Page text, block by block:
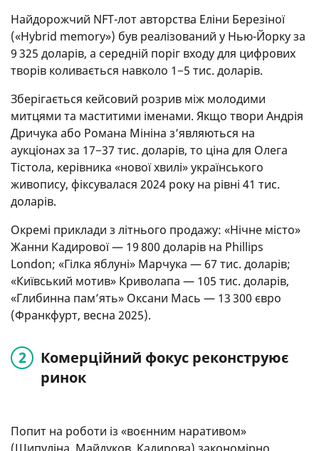
Найдорожчий NFT-лот авторства Еліни Березіної
(«Hybrid memory») був реалізований у Нью-Йорку за
9 325 доларів, а середній поріг входу для цифрових
творів коливається навколо 1−5 тис. доларів.
Зберігається кейсовий розрив між молодими
митцями та маститими іменами. Якщо твори Андрія
Дричука або Романа Мініна з’являються на
аукціонах за 17−37 тис. доларів, то ціна для Олега
Тістола, керівника «нової хвилі» українського
живопису, фіксувалася 2024 року на рівні 41 тис.
доларів.
Окремі приклади з літнього продажу: «Нічне місто»
Жанни Кадирової — 19 800 доларів на Phillips
London; «Гілка яблуні» Марчука — 67 тис. доларів;
«Київський мотив» Криволапа — 105 тис. доларів,
«Глибинна пам’ять» Оксани Мась — 13 300 євро
(Франкфурт, весна 2025).
Комерційний фокус реконструює
ринок
Попит на роботи із «воєнним наративом»